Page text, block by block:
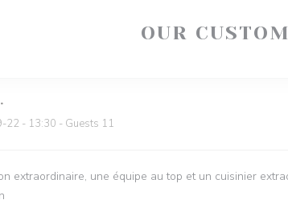
OUR
22 - 13:30 - Guests 11
extraordinaire, une équipe au top et un cuisinier